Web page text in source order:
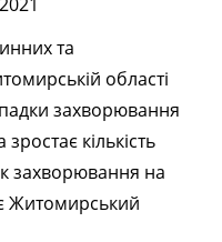
та
області
захворювання
кількість
захворювання на
Житомирський